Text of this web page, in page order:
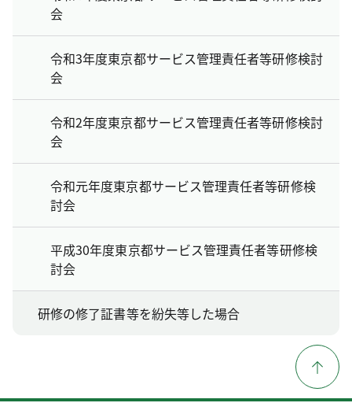
会
令和3年度東京都サービス管理責任者等研修検討
会
令和2年度東京都サービス管理責任者等研修検討
会
令和元年度東京都サービス管理責任者等研修検
討会
平成30年度東京都サービス管理責任者等研修検
討会
研修の修了証書等を紛失等した場合